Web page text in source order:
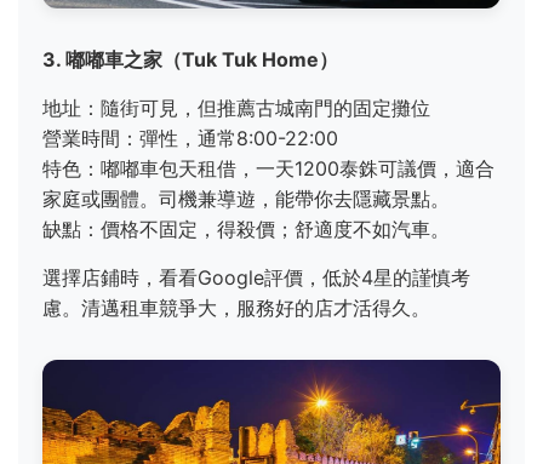
3. 嘟嘟車之家（Tuk Tuk Home）
地址：隨街可見，但推薦古城南門的固定攤位
營業時間：彈性，通常8:00-22:00
特色：嘟嘟車包天租借，一天1200泰銖可議價，適合
家庭或團體。司機兼導遊，能帶你去隱藏景點。
缺點：價格不固定，得殺價；舒適度不如汽車。
選擇店鋪時，看看Google評價，低於4星的謹慎考
慮。清邁租車競爭大，服務好的店才活得久。